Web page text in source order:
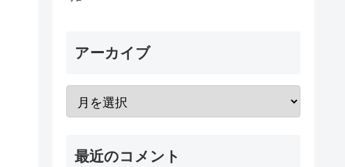
アーカイブ
最近のコメント